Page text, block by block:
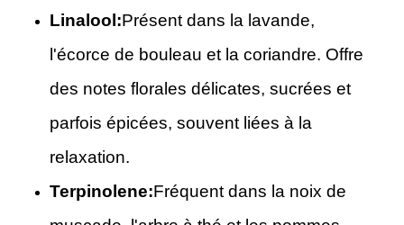
Linalool:Présent dans la lavande,
l'écorce de bouleau et la coriandre. Offre
des notes florales délicates, sucrées et
parfois épicées, souvent liées à la
relaxation.
Terpinolene:Fréquent dans la noix de